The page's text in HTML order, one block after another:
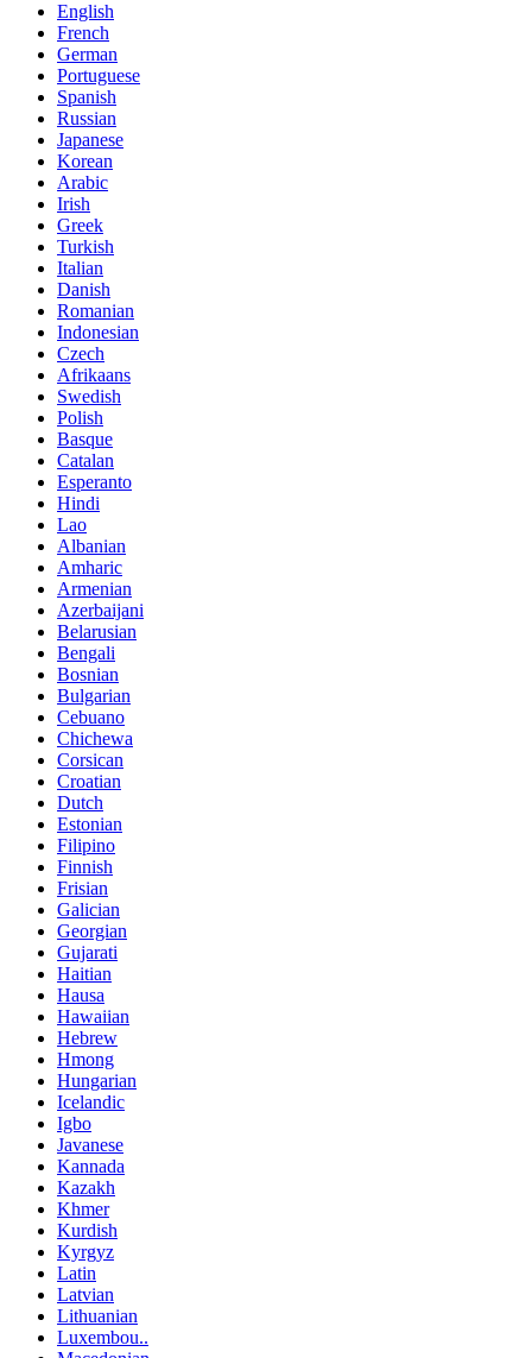
English
French
German
Portuguese
Spanish
Russian
Japanese
Korean
Arabic
Irish
Greek
Turkish
Italian
Danish
Romanian
Indonesian
Czech
Afrikaans
Swedish
Polish
Basque
Catalan
Esperanto
Hindi
Lao
Albanian
Amharic
Armenian
Azerbaijani
Belarusian
Bengali
Bosnian
Bulgarian
Cebuano
Chichewa
Corsican
Croatian
Dutch
Estonian
Filipino
Finnish
Frisian
Galician
Georgian
Gujarati
Haitian
Hausa
Hawaiian
Hebrew
Hmong
Hungarian
Icelandic
Igbo
Javanese
Kannada
Kazakh
Khmer
Kurdish
Kyrgyz
Latin
Latvian
Lithuanian
Luxembou..